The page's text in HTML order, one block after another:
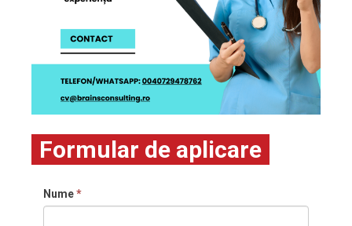
Formular de aplicare
Nume*